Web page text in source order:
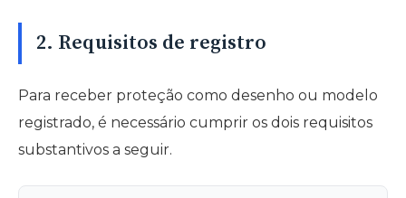
2. Requisitos de registro
Para receber proteção como desenho ou modelo
registrado, é necessário cumprir os dois requisitos
substantivos a seguir.